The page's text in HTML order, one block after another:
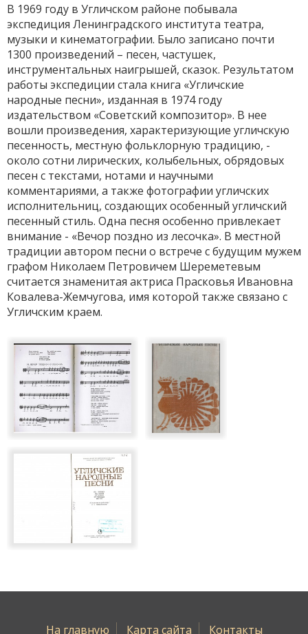
В 1969 году в Угличском районе побывала
экспедиция Ленинградского института театра,
музыки и кинематографии. Было записано почти
1300 произведений – песен, частушек,
инструментальных наигрышей, сказок. Результатом
работы экспедиции стала книга «Угличские
народные песни», изданная в 1974 году
издательством «Советский композитор». В нее
вошли произведения, характеризующие угличскую
песенность, местную фольклорную традицию, -
около сотни лирических, колыбельных, обрядовых
песен с текстами, нотами и научными
комментариями, а также фотографии угличских
исполнительниц, создающих особенный угличский
песенный стиль. Одна песня особенно привлекает
внимание - «Вечор поздно из лесочка». В местной
традиции автором песни о встрече с будущим мужем
графом Николаем Петровичем Шереметевым
считается знаменитая актриса Прасковья Ивановна
Ковалева-Жемчугова, имя которой также связано с
Угличским краем.
На главную Карта сайта Контакты